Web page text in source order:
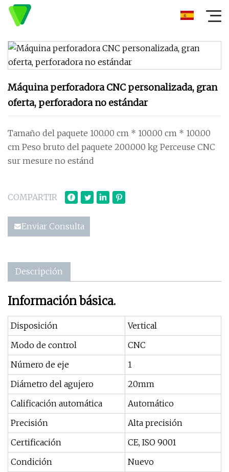
Máquina perforadora CNC personalizada, gran
oferta, perforadora no estándar
Tamaño del paquete 100.00 cm * 100.00 cm * 100.00
cm Peso bruto del paquete 200.000 kg Perceuse CNC
sur mesure no estánd
COMPARTIR
Enviar Consulta
Descripción
Información básica.
Disposición
Vertical
Modo de control
CNC
Número de eje
1
Diámetro del agujero
20mm
Calificación automática
Automático
Precisión
Alta precisión
Certificación
CE, ISO 9001
Condición
Nuevo